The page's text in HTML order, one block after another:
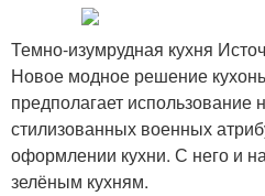
Темно-изумрудная кухня
Новое модное решение
предполагает использование
стилизованных военных
оформлении кухни. С него и
зелёным кухням.